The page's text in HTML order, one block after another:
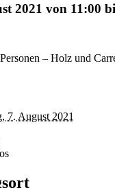
2021 von 11:00
– Holz und
7. August 2021